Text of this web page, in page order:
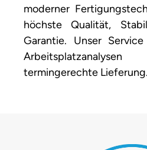
moderner
höchste Qualität,
Garantie. Unser
termingerechte Lieferung.